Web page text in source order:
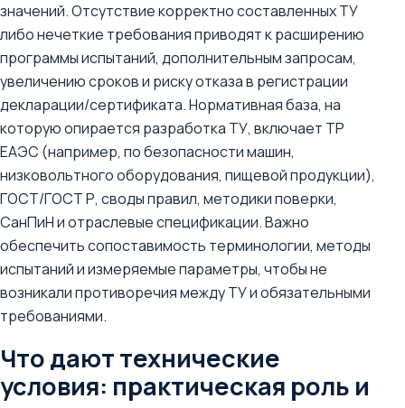
значений. Отсутствие корректно составленных ТУ
либо нечеткие требования приводят к расширению
программы испытаний, дополнительным запросам,
увеличению сроков и риску отказа в регистрации
декларации/сертификата. Нормативная база, на
которую опирается разработка ТУ, включает ТР
ЕАЭС (например, по безопасности машин,
низковольтного оборудования, пищевой продукции),
ГОСТ/ГОСТ Р, своды правил, методики поверки,
СанПиН и отраслевые спецификации. Важно
обеспечить сопоставимость терминологии, методы
испытаний и измеряемые параметры, чтобы не
возникали противоречия между ТУ и обязательными
требованиями.
Что дают технические
условия: практическая роль и